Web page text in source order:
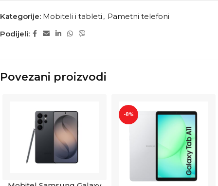
Kategorije: Mobiteli i tableti , Pametni telefoni
Podijeli:
Povezani proizvodi
-8%